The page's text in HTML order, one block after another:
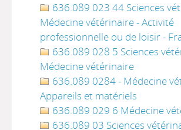
636.089 023 44 Sciences
Médecine vétérinaire - Activité
professionnelle ou de loisir -
636.089 028 5 Sciences
Médecine vétérinaire
636.089 0284 - Médecine
Appareils et matériels
636.089 029 6 Médecine
636.089 03 Sciences